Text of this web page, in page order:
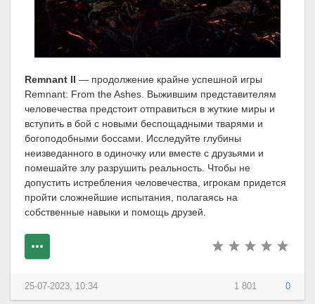
Remnant II — продолжение крайне успешной игры
Remnant: From the Ashes. Выжившим представителям
человечества предстоит отправиться в жуткие миры и
вступить в бой с новыми беспощадными тварями и
богоподобными боссами. Исследуйте глубины
неизведанного в одиночку или вместе с друзьями и
помешайте злу разрушить реальность. Чтобы не
допустить истребления человечества, игрокам придется
пройти сложнейшие испытания, полагаясь на
собственные навыки и помощь друзей.
1 801 0
25-07-2023, 10:34